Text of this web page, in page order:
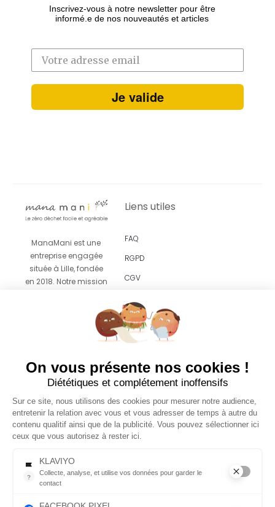
Inscrivez-vous à notre newsletter pour être
informé.e de nos nouveautés et articles
Je valide
ManaMani est une
entreprise engagée
située à Lille, fondée
en 2018. Notre mission
accompagnement
facile et agréable vers
esthétiques pensés
pour s’intégrer sans
effort dans votre
quotidien.
Tous droits réservés
Liens utiles
FAQ
RGPD
CGV
On vous présente nos cookies !
Diététiques et complétement inoffensifs
Sur ce site, nous utilisons des cookies pour mesurer notre audience,
entretenir la relation avec vous et vous adresser de temps à autre du
contenu qualitif ainsi que de la publicité. Vous pouvez sélectionner ici
ceux que vous autorisez à rester ici.
?
KLAVIYO
Collecte, analyse, et utilise vos données pour garder le
contact
VOTRE PREMIÈRE
COMMANDE 😍
Laissez-nous votre email et nous glisserons
un savon dans votre première commande*
*à partir de 30€ d'achats